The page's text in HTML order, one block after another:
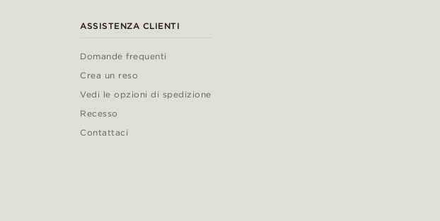
ASSISTENZA CLIENTI
Domande frequenti
Crea un reso
Vedi le opzioni di spedizione
Recesso
Contattaci